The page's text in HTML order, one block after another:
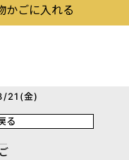
かごに入れる
21(金)
る
ご